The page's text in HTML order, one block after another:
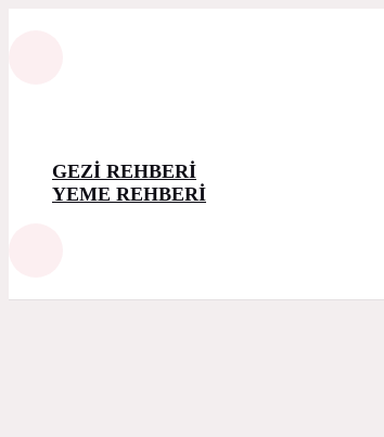
GEZİ REHBERİ
YEME REHBERİ